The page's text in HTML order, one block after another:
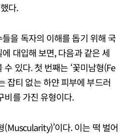
다.
을 독자의 이해를 돕기 위해 국
대입해 보면, 다음과 같은 세
있다. 첫 번째는 ‘꽃미남형(Fe
잡티 없는 하얀 피부에 부드러
비를 가진 유형이다.
(Muscularity)’이다. 이는 떡 벌어